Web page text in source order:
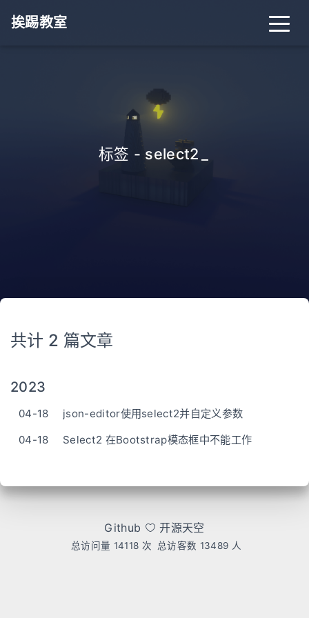
挨踢教室
标签 - select2
共计 2 篇文章
2023
04-18
json-editor使用select2并自定义参数
04-18
Select2 在Bootstrap模态框中不能工作
Github 开源天空
总访问量 14118 次 总访客数 13489 人